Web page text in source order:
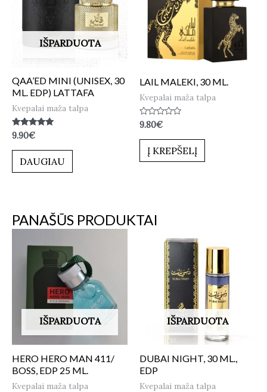
IŠPARDUOTA
QAA’ED MINI (UNISEX, 30
ML. EDP) LATTAFA
Kvepalai maža talpa
Įvertinimas:
5.00
iš 5
9.90€
DAUGIAU
LAIL MALEKI, 30 ML.
Kvepalai maža talpa
Įvertinimas:
0
iš
9.80€
Į KREPŠELĮ
PANAŠŪS PRODUKTAI
IŠPARDUOTA
HERO HERO MAN 411/
BOSS, EDP 25 ML.
Kvepalai maža talpa
IŠPARDUOTA
DUBAI NIGHT, 30 ML.,
EDP
Kvepalai maža talpa